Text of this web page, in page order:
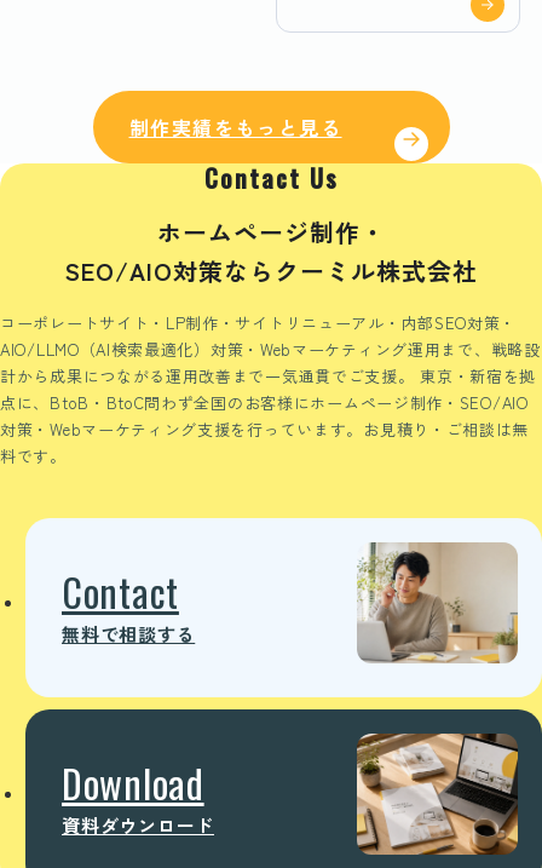
制作実績をもっと見る
Contact Us
ホームページ制作・
SEO/AIO対策ならクーミル株式会社
コーポレートサイト・LP制作・サイトリニューアル・内部SEO対策・
AIO/LLMO（AI検索最適化）対策・Webマーケティング運用まで、戦略設
計から成果につながる運用改善まで一気通貫でご支援。
東京・新宿を拠
点に、BtoB・BtoC問わず全国のお客様にホームページ制作・SEO/AIO
対策・Webマーケティング支援を行っています。お見積り・ご相談は無
料です。
Contact
無料で相談する
Download
資料ダウンロード